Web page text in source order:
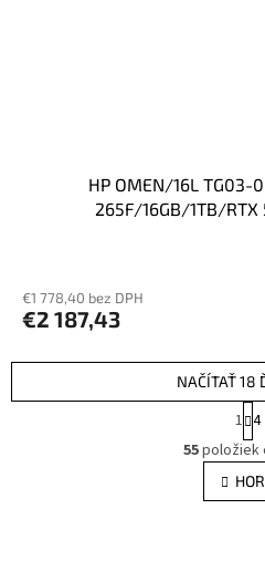
HP OMEN/16L
265F/16GB/1TB/
€1 778,40 bez DPH
€2 187,43
O
v
l
á
NAČÍTAŤ 18
S
t
r
á
n
k
1 4
55položiek